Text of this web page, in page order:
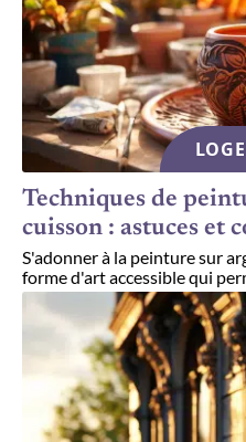
Techniques de
cuisson : astuces et
S'adonner à la peinture sur
forme d'art accessible qui